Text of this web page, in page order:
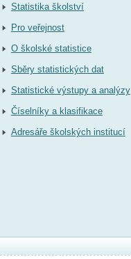
Statistika školství
Pro veřejnost
O školské statistice
Sběry statistických dat
Statistické výstupy a analýzy
Číselníky a klasifikace
Adresáře školských institucí